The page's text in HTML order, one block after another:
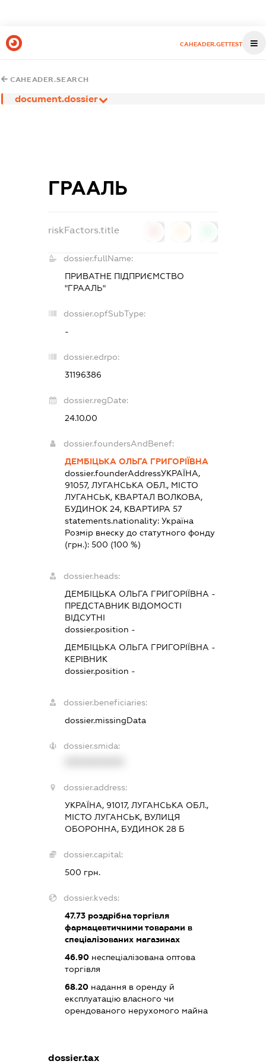
CAHEADER.GETTEST
CAHEADER.SEARCH
document.dossier
ГРААЛЬ
riskFactors.title
dossier.fullName:
ПРИВАТНЕ ПІДПРИЄМСТВО
"ГРААЛЬ"
dossier.opfSubType:
-
dossier.edrpo:
31196386
dossier.regDate:
24.10.00
dossier.foundersAndBenef:
ДЕМБІЦЬКА ОЛЬГА ГРИГОРІЇВНА
dossier.founderAddressУКРАЇНА,
91057, ЛУГАНСЬКА ОБЛ., МІСТО
ЛУГАНСЬК, КВАРТАЛ ВОЛКОВА,
БУДИНОК 24, КВАРТИРА 57
statements.nationality:Україна
Розмір внеску до статутного фонду
(грн.):500 (100 %)
dossier.heads:
ДЕМБІЦЬКА ОЛЬГА ГРИГОРІЇВНА -
ПРЕДСТАВНИК ВІДОМОСТІ
ВІДСУТНІ
dossier.position -
ДЕМБІЦЬКА ОЛЬГА ГРИГОРІЇВНА -
КЕРІВНИК
dossier.position -
dossier.beneficiaries:
dossier.missingData
dossier.smida:
dossier.address:
УКРАЇНА, 91017, ЛУГАНСЬКА ОБЛ.,
МІСТО ЛУГАНСЬК, ВУЛИЦЯ
ОБОРОННА, БУДИНОК 28 Б
dossier.capital:
500 грн.
dossier.kveds:
47.73 роздрібна торгівля
фармацевтичними товарами в
спеціалізованих магазинах
46.90 неспеціалізована оптова
торгівля
68.20 надання в оренду й
експлуатацію власного чи
орендованого нерухомого майна
dossier.tax